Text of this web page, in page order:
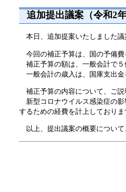
追加提出議案（令和2年
本日、追加提案いたしました議
今回の補正予算は、国の予備費
補正予算の額は、一般会計で５
一般会計の歳入は、国庫支出金
補正予算の内容について、ご説
新型コロナウイルス感染症の影
するための経費を計上しておりま
以上、提出議案の概要について